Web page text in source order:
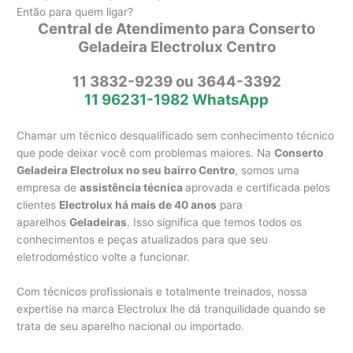
Então para quem ligar?
Central de Atendimento para Conserto
Geladeira Electrolux Centro
11 3832-9239 ou 3644-3392
11 96231-1982 WhatsApp
Chamar um técnico desqualificado sem conhecimento técnico
que pode deixar você com problemas maiores. NaConserto
Geladeira Electrolux no seu bairro Centro, somos uma
empresa deassistência técnicaaprovada e certificada pelos
clientes Electrolux há mais de 40 anos para
aparelhosGeladeiras. Isso significa que temos todos os
conhecimentos e peças atualizados para que seu
eletrodoméstico volte a funcionar.
Com técnicos profissionais e totalmente treinados, nossa
expertise na marca Electrolux lhe dá tranquilidade quando se
trata de seu aparelho nacional ou importado.